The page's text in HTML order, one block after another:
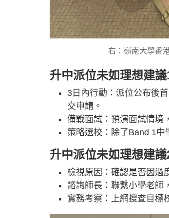
右：嶺南大學香
升中派位未如理想建
3日內行動：派位公布後
交申請。
備戰面試：預演面試情境
策略選校：除了Band 1
升中派位未如理想建
檢視原因：確認是否因過
諮詢師長：聯繫小學老師
實務考察：上網搜查目標